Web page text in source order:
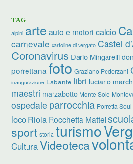
TAG
alpini arte auto e motori calcio
carnevale cartoline di vergato Castel
Coronavirus Dario Mingarelli
porrettana foto Graziano Pederzani
inaugurazione Labante libri luciano
maestri marzabotto Monte Sole
ospedale parrocchia Porretta
loco Riola Rocchetta Mattei
sport storia turismo
CulturaVideoteca